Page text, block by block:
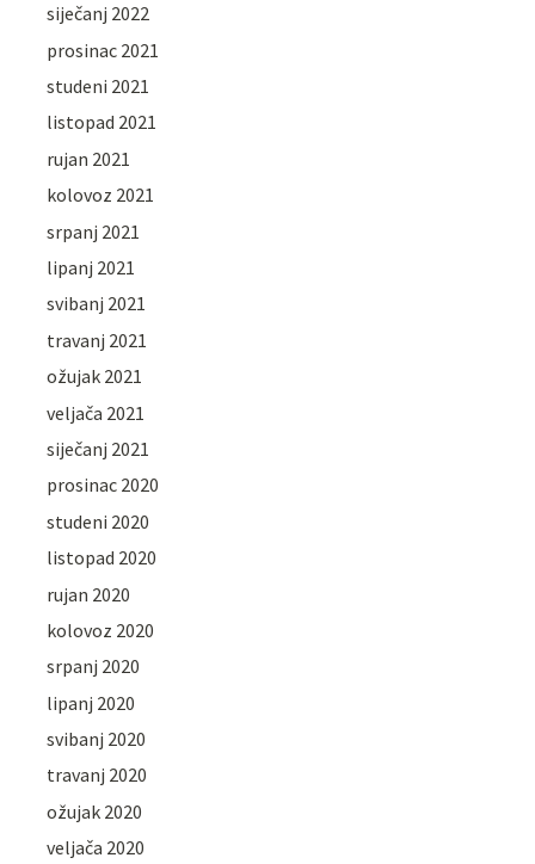
siječanj 2022
prosinac 2021
studeni 2021
listopad 2021
rujan 2021
kolovoz 2021
srpanj 2021
lipanj 2021
svibanj 2021
travanj 2021
ožujak 2021
veljača 2021
siječanj 2021
prosinac 2020
studeni 2020
listopad 2020
rujan 2020
kolovoz 2020
srpanj 2020
lipanj 2020
svibanj 2020
travanj 2020
ožujak 2020
veljača 2020